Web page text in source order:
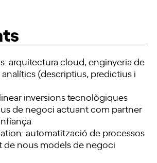
arquitectura cloud, enginyeria de
(descriptius, predictius i
inversions tecnològiques
de negoci actuant com partner
automatització de processos
de nous models de negoci